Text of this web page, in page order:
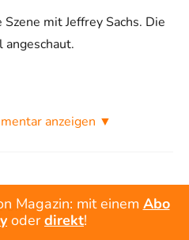
mit Jeffrey Sachs. Die
anzeigen ▼
Uhr
Magazin: mit einem Abo
oderdirekt!